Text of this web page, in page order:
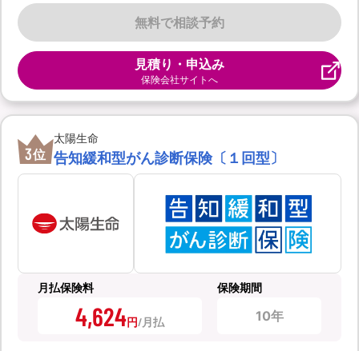
無料で相談予約
見積り・申込み
保険会社サイトへ
3位
太陽生命
告知緩和型がん診断保険〔１回型〕
月払保険料
4,624円
保険期間
10年